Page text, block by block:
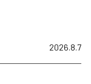
2026.8.7